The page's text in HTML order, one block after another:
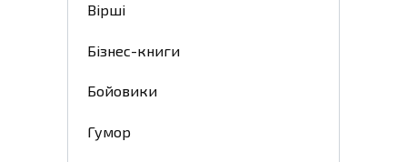
Вірші
Бізнес-книги
Бойовики
Гумор